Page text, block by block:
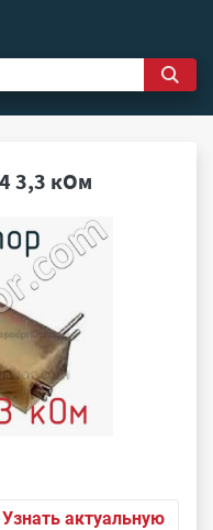
3,3 кОм
Узнать актуальную